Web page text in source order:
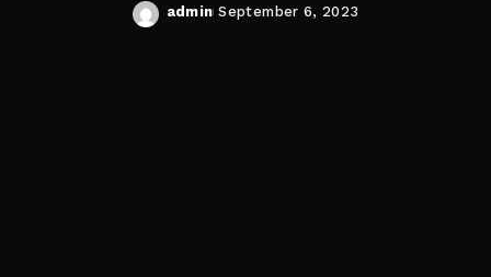
Posted
admin September 6, 2023